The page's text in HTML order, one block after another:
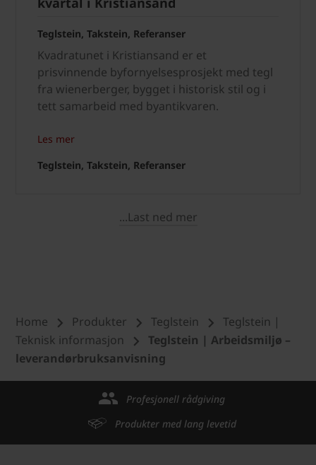
Teglstein, Takstein, Referanser
Kvadratunet i Kristiansand er et
prisvinnende byfornyelsesprosjekt med tegl
fra wienerberger, bygget i historisk stil og i
tett samarbeid med byantikvaren.
Les mer
Teglstein, Takstein, Referanser
...Last ned mer
Home Produkter Teglstein
Teglstein |
Teknisk informasjon
Teglstein | Arbeidsmiljø –
leverandørbruksanvisning
Profesjonell rådgiving
Produkter med lang levetid